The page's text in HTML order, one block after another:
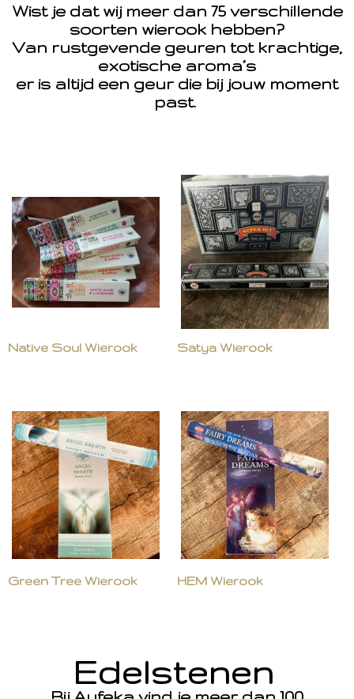
Wist je dat wij meer dan 75 verschillende
soorten wierook hebben?
Van rustgevende geuren tot krachtige,
exotische aroma’s
er is altijd een geur die bij jouw moment
past.
Native Soul Wierook Satya Wierook
Green Tree Wierook HEM Wierook
Edelstenen